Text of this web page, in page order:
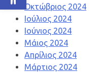
Οκτώβριος 2024
Ιούλιος 2024
Ιούνιος 2024
Μάιος 2024
Απρίλιος 2024
Μάρτιος 2024